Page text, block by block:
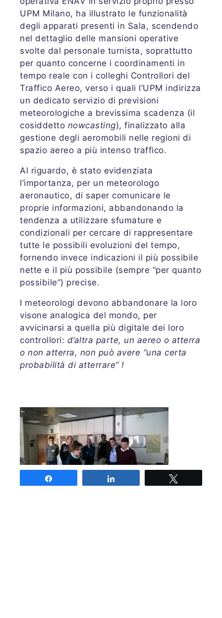
UPM Milano, ha illustrato le funzionalità
degli apparati presenti in Sala, scendendo
nel dettaglio delle mansioni operative
svolte dal personale turnista, soprattutto
per quanto concerne i coordinamenti in
tempo reale con i colleghi Controllori del
Traffico Aereo, verso i quali l’UPM indirizza
un dedicato servizio di previsioni
meteorologiche a brevissima scadenza (il
cosiddetto nowcasting), finalizzato alla
gestione degli aeromobili nelle regioni di
spazio aereo a più intenso traffico.
Al riguardo, è stato evidenziata
l’importanza, per un meteorologo
aeronautico, di saper comunicare le
proprie informazioni, abbandonando la
tendenza a utilizzare sfumature e
condizionali per cercare di rappresentare
tutte le possibili evoluzioni del tempo,
fornendo invece indicazioni il più possibile
nette e il più possibile (sempre “per quanto
possibile”) precise.
I meteorologi devono abbandonare la loro
visone analogica del mondo, per
avvicinarsi a quella più digitale dei loro
controllori: d’altra parte, un aereo o atterra
o non atterra, non può avere “una certa
probabilità di atterrare” !